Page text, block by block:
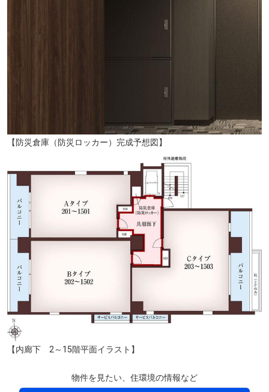
桜町湧水公園（徒歩4分・約290m）
【防災倉庫（防災ロッカー）完成予想図】
【内廊下 2～15階平面イラスト】
物件を見たい、住環境の情報など